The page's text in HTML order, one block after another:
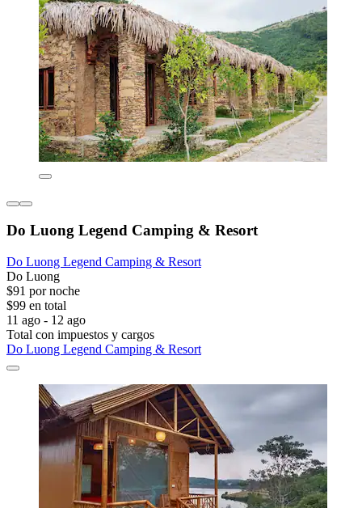
Do Luong Legend Camping & Resort
Do Luong Legend Camping & Resort
Do Luong
$91 por noche
$99 en total
11 ago - 12 ago
Total con impuestos y cargos
Do Luong Legend Camping & Resort